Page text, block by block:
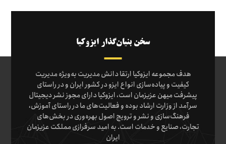
سخن بنیان‌گذار ایزوکیا
هدف مجموعه ایزوکیا ارتقا دانش مدیریت به‌ویژه مدیریت
کیفیت و پیاده‌سازی انواع ایزو در کشور ایران و در راستای
پیشرفت میهن عزیزمان است، ایزوکیا دارای مجوز نشر دیجیتال
سرآمد از وزارت ارشاد بوده و فعالیت‌های ما در راستای آموزش،
فرهنگ‌سازی و نشر و ترویج اصول بهره‌وری در بخش‌های
تجارت، صنایع و خدمات است. به امید سرفرازی مملکت عزیزمان
ایران